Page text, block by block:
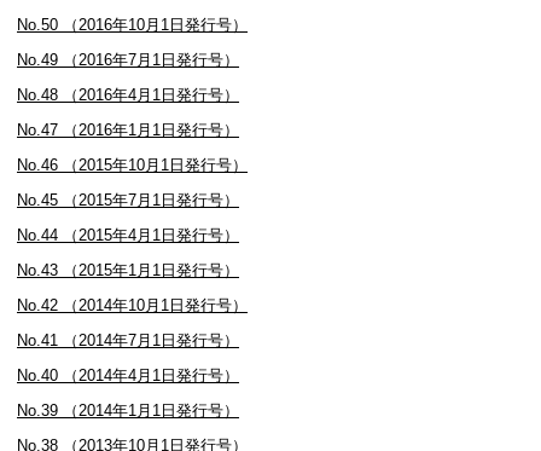
No.50 （2016年10月1日発行号）
No.49 （2016年7月1日発行号）
No.48 （2016年4月1日発行号）
No.47 （2016年1月1日発行号）
No.46 （2015年10月1日発行号）
No.45 （2015年7月1日発行号）
No.44 （2015年4月1日発行号）
No.43 （2015年1月1日発行号）
No.42 （2014年10月1日発行号）
No.41 （2014年7月1日発行号）
No.40 （2014年4月1日発行号）
No.39 （2014年1月1日発行号）
No.38 （2013年10月1日発行号）